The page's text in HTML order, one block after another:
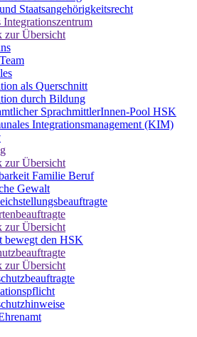
Staatsangehörigkeitsrecht
zur Übersicht
als Querschnitt
durch Bildung
SprachmittlerInnen-Pool HSK
Integrationsmanagement (KIM)
zur Übersicht
Familie Beruf
Gewalt
zur Übersicht
bewegt den HSK
zur Übersicht